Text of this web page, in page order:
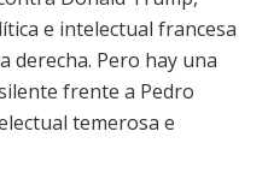
e intelectual francesa
derecha. Pero hay una
frente a Pedro
temerosa e